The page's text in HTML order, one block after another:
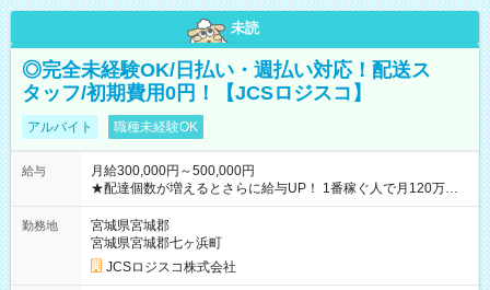
未読
◎完全未経験OK/日払い・週払い対応！配送ス
タッフ/初期費用0円！【JCSロジスコ】
アルバイト 職種未経験OK
給与
月給300,000円～500,000円
★配達個数が増えるとさらに給与UP！ 1番稼ぐ人で月120万ほ
ど！ ・主要都市エリア 月収55万円／週5日稼働 月収65万~112
万円／週6日稼働 ・地方郊外エリア 月収40万円／週5日稼働 月
収40万円~50万円／週6日稼働 ＜モデルイメージ＞ ■月収50万
円 (27歳男性/江東区在住)※元建築関係 1日150個配達×25日勤務
(日休み) ■月収80万円(43歳男性/墨田区在住)※元営業 1日200個
勤務地
宮城県宮城郡
宮城県宮城郡七ヶ浜町
JCSロジスコ株式会社